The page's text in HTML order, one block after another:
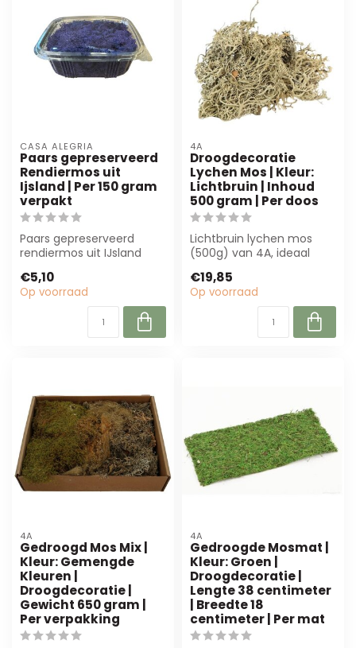
CASA ALEGRIA
Paars gepreserveerd
Rendiermos uit
Ijsland | Per 150 gram
verpakt
Paars gepreserveerd
rendiermos uit IJsland
bloemisten en ...
€5,10
Op voorraad
4A
Droogdecoratie
Lychen Mos | Kleur:
Lichtbruin | Inhoud
500 gram | Per doos
Lichtbruin lychen mos
(500g) van 4A, ideaal
interieurstyling. ...
€19,85
Op voorraad
4A
Gedroogd Mos Mix |
Kleur: Gemengde
Kleuren |
Droogdecoratie |
Gewicht 650 gram |
Per verpakking
4A
Gedroogde Mosmat |
Kleur: Groen |
Droogdecoratie |
Lengte 38 centimeter
| Breedte 18
centimeter | Per mat